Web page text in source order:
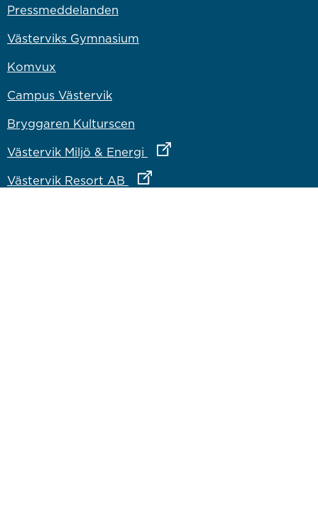
Pressmeddelanden
Västerviks Gymnasium
Komvux
Campus Västervik
Bryggaren Kulturscen
Västervik Miljö & Energi
Länk till annan webbplats
Västervik Resort AB Länk till annan webbplats